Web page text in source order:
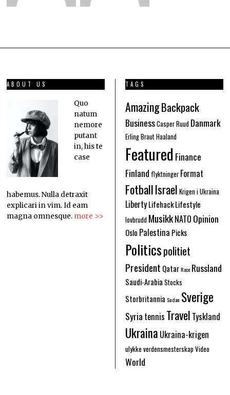
ABOUT US
Quo
natum
nemore
putant
in, his te
case
habemus. Nulla detraxit
explicari in vim. Id eam
magna omnesque. more >>
TAGS
AmazingBackpack
BusinessCasper Ruud Danmark
Erling Braut Haaland
FeaturedFinance
Finland flyktninger Format
FotballIsrael Krigen i Ukraina
LibertyLifehackLifestyle
lovbrudd MusikkNATO Opinion
Oslo Palestina Picks
Politicspolitiet
President QatarRace Russland
Saudi-Arabia Stocks
Storbritannia Sudan Sverige
Syria tennis Travel Tyskland
Ukraina Ukraina-krigen
ulykke verdensmesterskapVideo
World